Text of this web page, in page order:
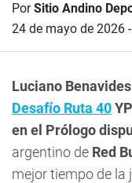
PorSitio Andino
24 de mayo de 2026
Luciano Benavides
Desafío Ruta 40
en el Prólogo
argentino de Red
mejor tiempo de la